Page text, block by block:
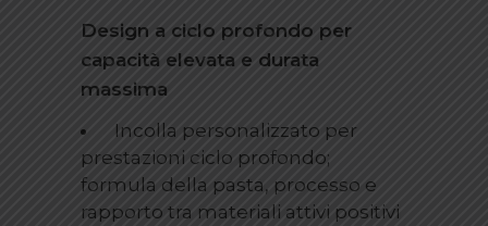
Design a ciclo profondo per
capacità elevata e durata
massima
Incolla personalizzato per
prestazioni ciclo profondo;
formula della pasta, processo e
rapporto tra materiali attivi positivi